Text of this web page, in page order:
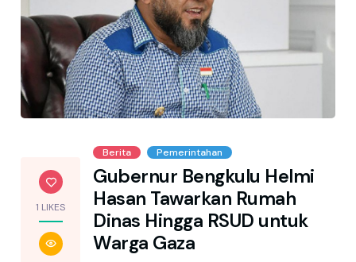
1 LIKES
Berita Pemerintahan
Gubernur Bengkulu Helmi
Hasan Tawarkan Rumah
Dinas Hingga RSUD untuk
Warga Gaza